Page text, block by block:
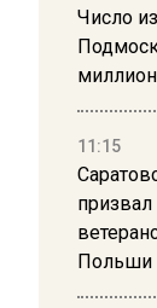
Число
11:15
призвал
Польши